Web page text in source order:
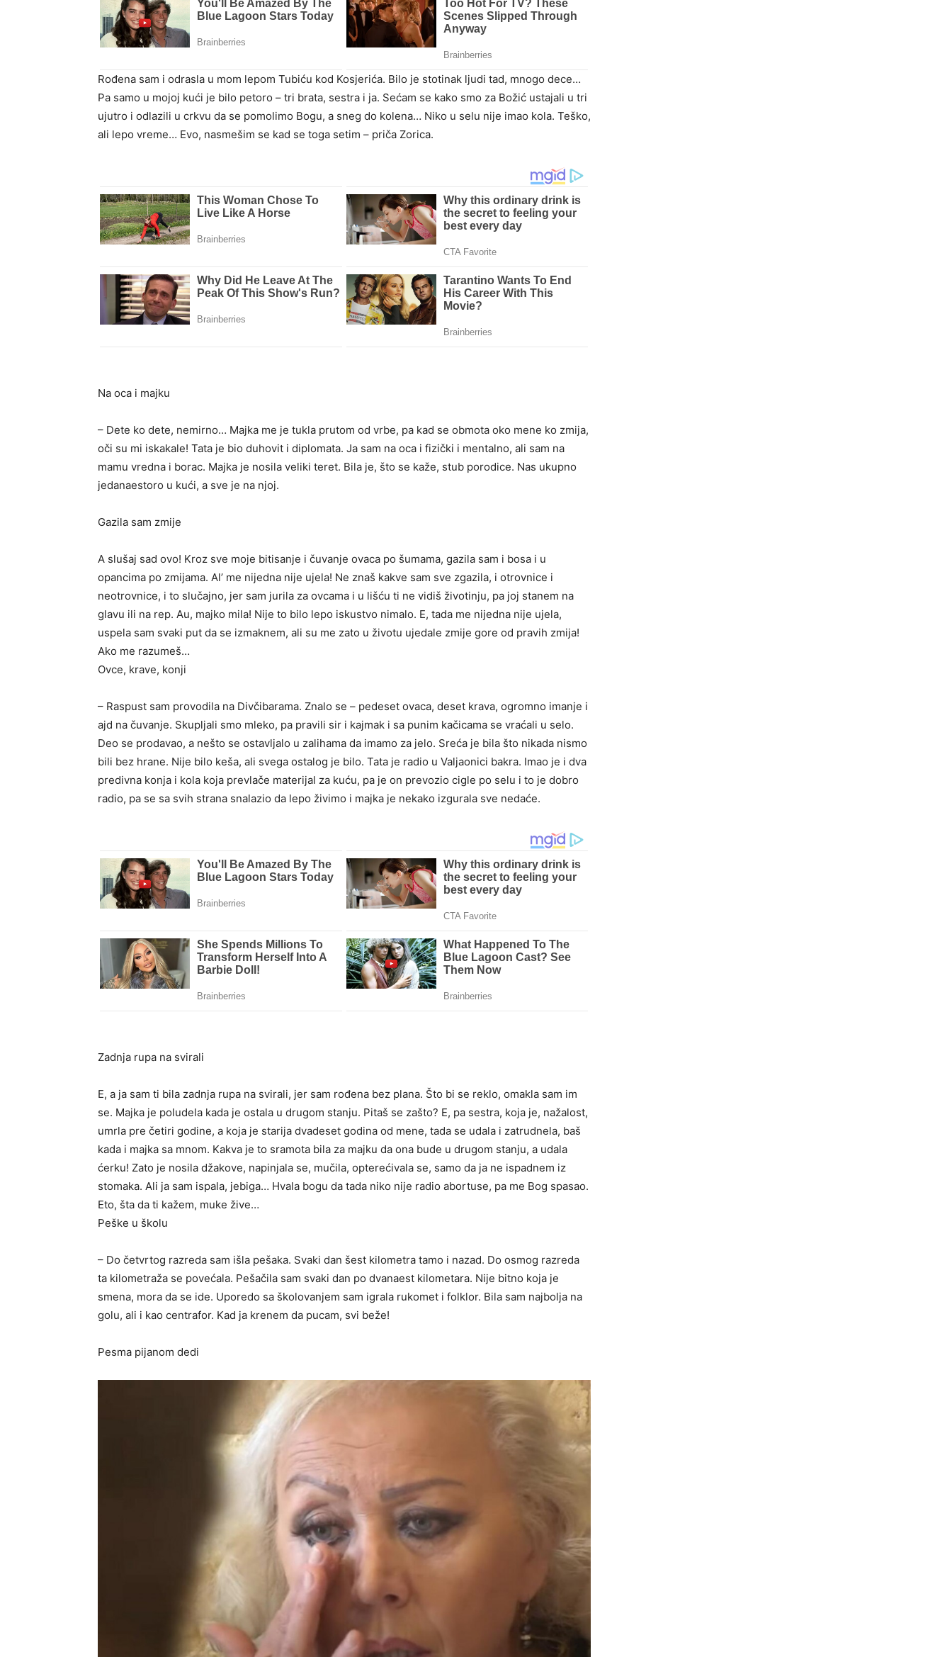
Rođena sam i odrasla u mom lepom Tubiću kod Kosjerića. Bilo je stotinak ljudi tad, mnogo dece…
Pa samo u mojoj kući je bilo petoro – tri brata, sestra i ja. Sećam se kako smo za Božić ustajali u tri
ujutro i odlazili u crkvu da se pomolimo Bogu, a sneg do kolena… Niko u selu nije imao kola. Teško,
ali lepo vreme… Evo, nasmešim se kad se toga setim – priča Zorica.
Na oca i majku
– Dete ko dete, nemirno… Majka me je tukla prutom od vrbe, pa kad se obmota oko mene ko zmija,
oči su mi iskakale! Tata je bio duhovit i diplomata. Ja sam na oca i fizički i mentalno, ali sam na
mamu vredna i borac. Majka je nosila veliki teret. Bila je, što se kaže, stub porodice. Nas ukupno
jedanaestoro u kući, a sve je na njoj.
Gazila sam zmije
A slušaj sad ovo! Kroz sve moje bitisanje i čuvanje ovaca po šumama, gazila sam i bosa i u
opancima po zmijama. Al’ me nijedna nije ujela! Ne znaš kakve sam sve zgazila, i otrovnice i
neotrovnice, i to slučajno, jer sam jurila za ovcama i u lišću ti ne vidiš životinju, pa joj stanem na
glavu ili na rep. Au, majko mila! Nije to bilo lepo iskustvo nimalo. E, tada me nijedna nije ujela,
uspela sam svaki put da se izmaknem, ali su me zato u životu ujedale zmije gore od pravih zmija!
Ako me razumeš…
Ovce, krave, konji
– Raspust sam provodila na Divčibarama. Znalo se – pedeset ovaca, deset krava, ogromno imanje i
ajd na čuvanje. Skupljali smo mleko, pa pravili sir i kajmak i sa punim kačicama se vraćali u selo.
Deo se prodavao, a nešto se ostavljalo u zalihama da imamo za jelo. Sreća je bila što nikada nismo
bili bez hrane. Nije bilo keša, ali svega ostalog je bilo. Tata je radio u Valjaonici bakra. Imao je i dva
predivna konja i kola koja prevlače materijal za kuću, pa je on prevozio cigle po selu i to je dobro
radio, pa se sa svih strana snalazio da lepo živimo i majka je nekako izgurala sve nedaće.
Zadnja rupa na svirali
E, a ja sam ti bila zadnja rupa na svirali, jer sam rođena bez plana. Što bi se reklo, omakla sam im
se. Majka je poludela kada je ostala u drugom stanju. Pitaš se zašto? E, pa sestra, koja je, nažalost,
umrla pre četiri godine, a koja je starija dvadeset godina od mene, tada se udala i zatrudnela, baš
kada i majka sa mnom. Kakva je to sramota bila za majku da ona bude u drugom stanju, a udala
ćerku! Zato je nosila džakove, napinjala se, mučila, opterećivala se, samo da ja ne ispadnem iz
stomaka. Ali ja sam ispala, jebiga… Hvala bogu da tada niko nije radio abortuse, pa me Bog spasao.
Eto, šta da ti kažem, muke žive…
Peške u školu
– Do četvrtog razreda sam išla pešaka. Svaki dan šest kilometra tamo i nazad. Do osmog razreda
ta kilometraža se povećala. Pešačila sam svaki dan po dvanaest kilometara. Nije bitno koja je
smena, mora da se ide. Uporedo sa školovanjem sam igrala rukomet i folklor. Bila sam najbolja na
golu, ali i kao centrafor. Kad ja krenem da pucam, svi beže!
Pesma pijanom dedi